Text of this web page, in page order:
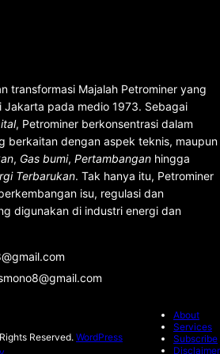
transformasi Majalah Petrominer yang
pada medio 1973. Sebagai
, Petrominer berkonsentrasi dalam
berkaitan dengan aspek teknis, maupun
, Gas bumi, Pertambangan hingga
Terbarukan. Tak hanya itu, Petrominer
isu, regulasi dan
digunakan di industri energi dan
Reserved. WordPress
About
Services
Subscribe
Disclaimer